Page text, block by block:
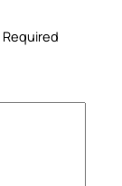
Required